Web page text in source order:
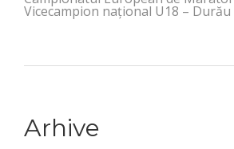
Vicecampion național U18 – Durău
Arhive